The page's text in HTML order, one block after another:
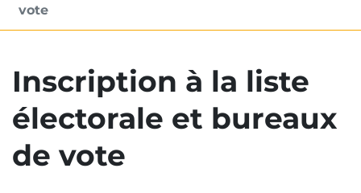
vote
Inscription à la liste
électorale et bureaux
de vote